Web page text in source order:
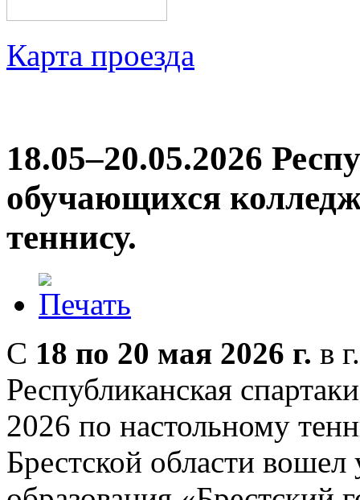
Карта проезда
18.05–20.05.2026
обучающихся
теннису.
С 18 по 20 мая 2026 г. в
Республиканская
2026 по настольному
Брестской области